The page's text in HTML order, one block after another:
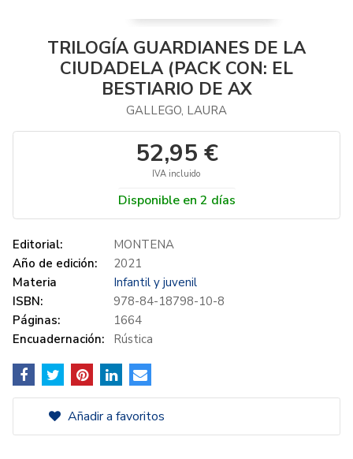
TRILOGÍA GUARDIANES DE LA
CIUDADELA (PACK CON: EL
BESTIARIO DE AX
GALLEGO, LAURA
52,95 €
IVA incluido
Disponible en 2 días
Editorial:
MONTENA
Año de edición:
2021
Materia
Infantil y juvenil
ISBN:
978-84-18798-10-8
Páginas:
1664
Encuadernación:
Rústica
Añadir a favoritos